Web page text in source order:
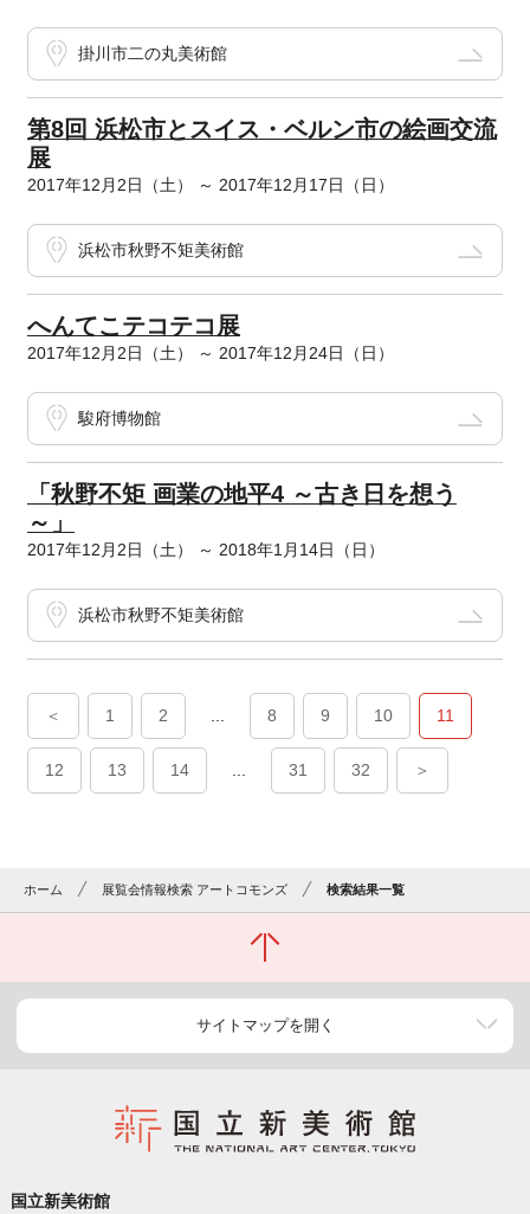
掛川市二の丸美術館
第8回 浜松市とスイス・ベルン市の絵画交流
展
2017年12月2日（土） ～ 2017年12月17日（日）
浜松市秋野不矩美術館
へんてこテコテコ展
2017年12月2日（土） ～ 2017年12月24日（日）
駿府博物館
「秋野不矩 画業の地平4 ～古き日を想う
～」
2017年12月2日（土） ～ 2018年1月14日（日）
浜松市秋野不矩美術館
＜ 1 2 8 9 10 11
12 13 14 31 32 ＞
ホーム 展覧会情報検索 アートコモンズ 検索結果一覧
サイトマップを開く
国立新美術館